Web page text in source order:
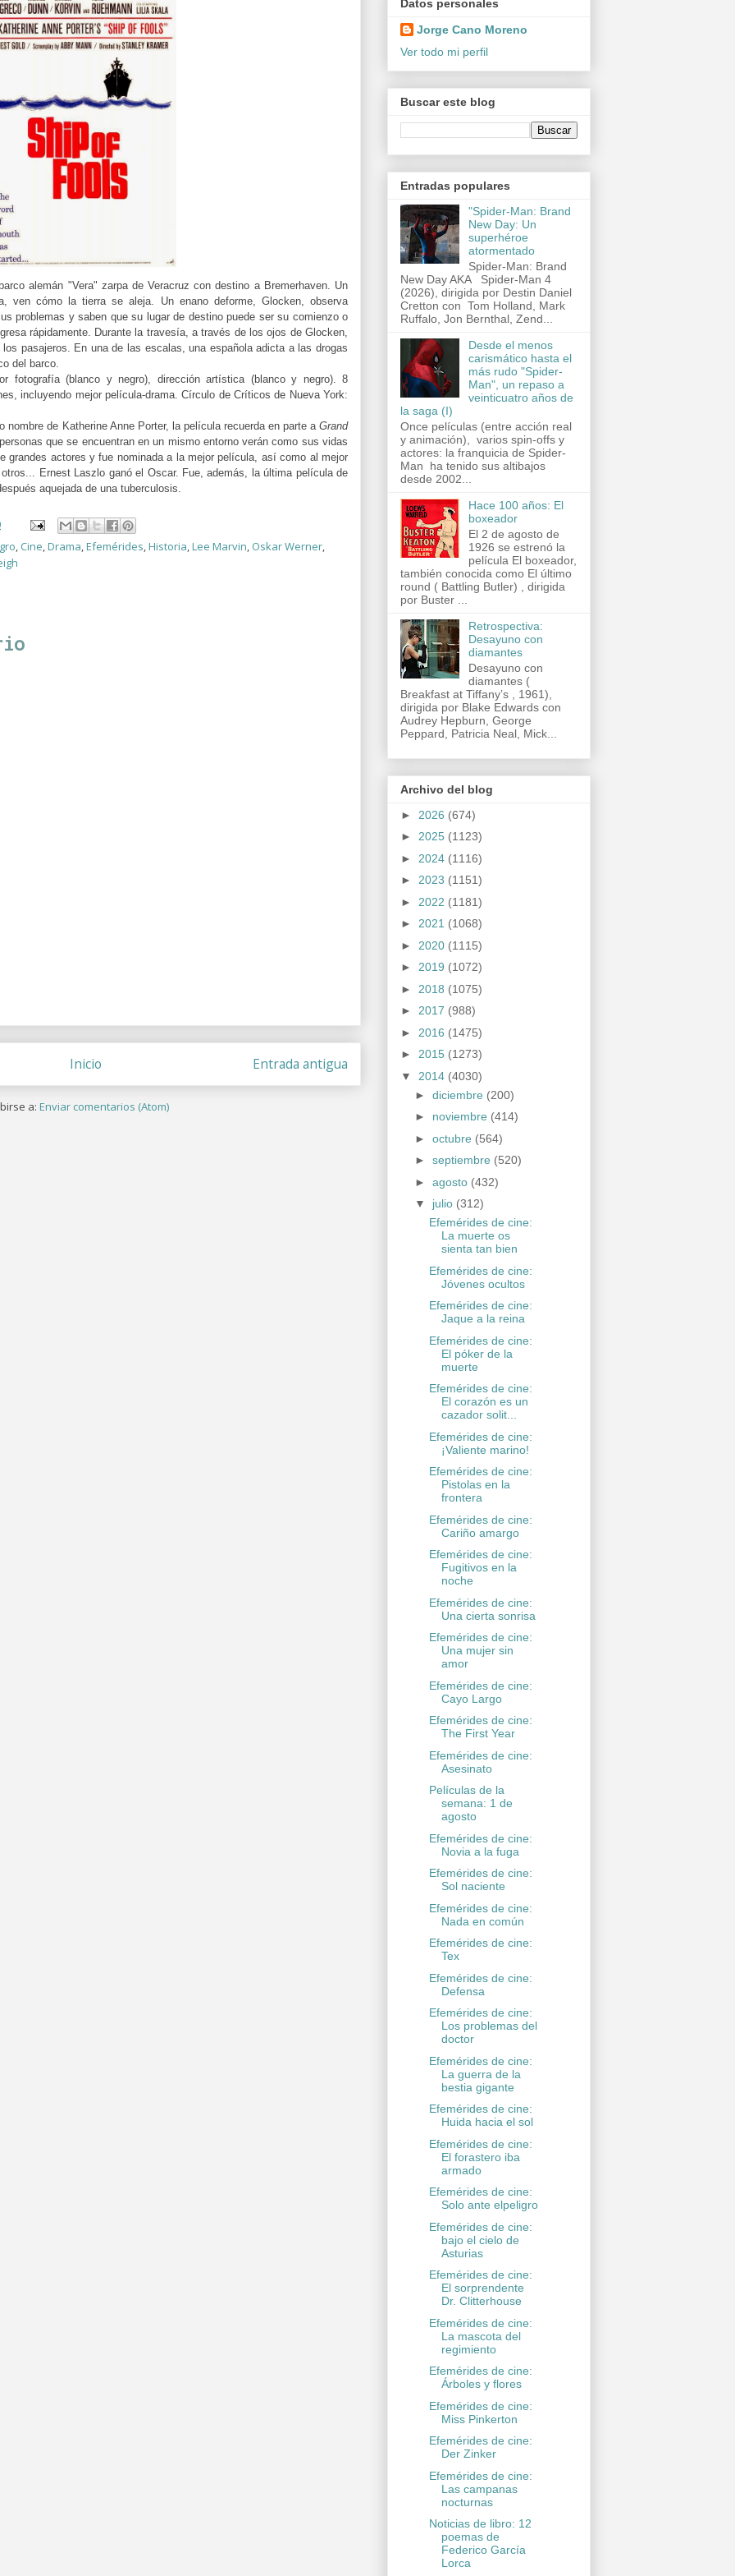
alemán "Vera" zarpa de Veracruz con destino a Bremerhaven. Un
ven cómo la tierra se aleja. Un enano deforme, Glocken, observa
problemas y saben que su lugar de destino puede ser su comienzo o
rápidamente. Durante la travesía, a través de los ojos de Glocken,
pasajeros. En una de las escalas, una española adicta a las drogas
del barco.
fotografía (blanco y negro), dirección artística (blanco y negro). 8
incluyendo mejor película-drama. Círculo de Críticos de Nueva York:
de Katherine Anne Porter, l a película recuerda en parte aGrand
que se encuentran en un mismo entorno verán como sus vidas
grandes actores y fue nominada a la mejor película, así como al mejor
Ernest Laszlo ganó el Oscar. Fue, además, la última película de
aquejada de una tuberculosis.
, Cine,Drama,Efemérides,Historia,Lee Marvin, Oskar Werner,
Entrada antigua
Inicio
a: Enviar comentarios (Atom)
Datos personales
Jorge Cano Moreno
Ver todo mi perfil
Buscar este blog
Entradas populares
"Spider-Man: Brand
New Day: Un
superhéroe
atormentado
Spider-Man: Brand
New Day AKA Spider-Man 4
(2026), dirigida por Destin Daniel
Cretton con Tom Holland, Mark
Ruffalo, Jon Bernthal, Zend...
Desde el menos
carismático hasta el
más rudo "Spider-
Man", un repaso a
veinticuatro años de
la saga (I)
Once películas (entre acción real
y animación), varios spin-offs y
actores: la franquicia de Spider-
Man ha tenido sus altibajos
desde 2002...
Hace 100 años: El
boxeador
El 2 de agosto de
1926 se estrenó la
película El boxeador,
también conocida como El último
round ( Battling Butler) , dirigida
por Buster ...
Retrospectiva:
Desayuno con
diamantes
Desayuno con
diamantes (
Breakfast at Tiffany’s , 1961),
dirigida por Blake Edwards con
Audrey Hepburn, George
Peppard, Patricia Neal, Mick...
Archivo del blog
► 2026 (674)
► 2025 (1123)
► 2024 (1116)
► 2023 (1151)
► 2022 (1181)
► 2021 (1068)
► 2020 (1115)
► 2019 (1072)
► 2018 (1075)
► 2017 (988)
► 2016 (1475)
► 2015 (1273)
▼ 2014 (4030)
► diciembre (200)
► noviembre (414)
► octubre (564)
► septiembre (520)
► agosto (432)
▼ julio (312)
Efemérides de cine:
La muerte os
sienta tan bien
Efemérides de cine:
Jóvenes ocultos
Efemérides de cine:
Jaque a la reina
Efemérides de cine:
El póker de la
muerte
Efemérides de cine:
El corazón es un
cazador solit...
Efemérides de cine:
¡Valiente marino!
Efemérides de cine:
Pistolas en la
frontera
Efemérides de cine:
Cariño amargo
Efemérides de cine:
Fugitivos en la
noche
Efemérides de cine:
Una cierta sonrisa
Efemérides de cine:
Una mujer sin
amor
Efemérides de cine:
Cayo Largo
Efemérides de cine:
The First Year
Efemérides de cine:
Asesinato
Películas de la
semana: 1 de
agosto
Efemérides de cine:
Novia a la fuga
Efemérides de cine:
Sol naciente
Efemérides de cine:
Nada en común
Efemérides de cine:
Tex
Efemérides de cine:
Defensa
Efemérides de cine:
Los problemas del
doctor
Efemérides de cine:
La guerra de la
bestia gigante
Efemérides de cine:
Huida hacia el sol
Efemérides de cine:
El forastero iba
armado
Efemérides de cine:
Solo ante elpeligro
Efemérides de cine:
bajo el cielo de
Asturias
Efemérides de cine:
El sorprendente
Dr. Clitterhouse
Efemérides de cine:
La mascota del
regimiento
Efemérides de cine:
Árboles y flores
Efemérides de cine:
Miss Pinkerton
Efemérides de cine:
Der Zinker
Efemérides de cine:
Las campanas
nocturnas
Noticias de libro: 12
poemas de
Federico García
Lorca